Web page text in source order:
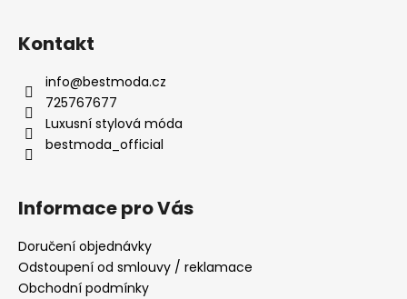
Kontakt
info@bestmoda.cz
725767677
Luxusní stylová móda
bestmoda_official
Informace pro Vás
Doručení objednávky
Odstoupení od smlouvy / reklamace
Obchodní podmínky